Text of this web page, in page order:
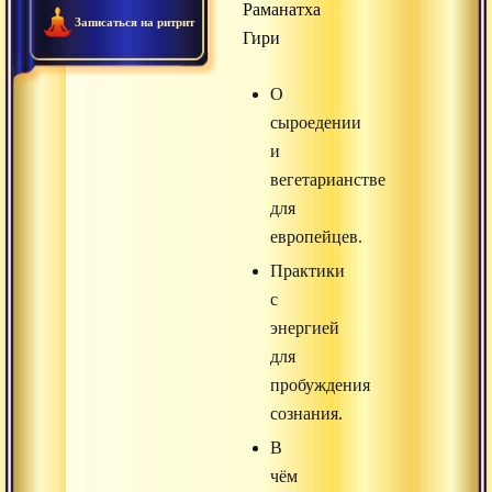
Записаться на ритрит
Раманатха
Гири
О
сыроедении
и
вегетарианстве
для
европейцев.
Практики
с
энергией
для
пробуждения
сознания.
В
чём